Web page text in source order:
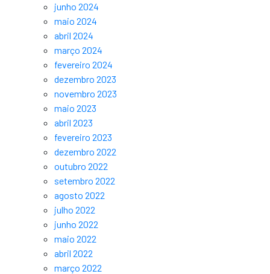
junho 2024
maio 2024
abril 2024
março 2024
fevereiro 2024
dezembro 2023
novembro 2023
maio 2023
abril 2023
fevereiro 2023
dezembro 2022
outubro 2022
setembro 2022
agosto 2022
julho 2022
junho 2022
maio 2022
abril 2022
março 2022